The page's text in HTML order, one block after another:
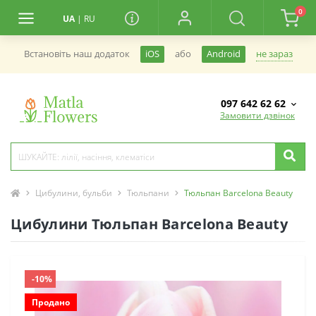
UA | RU
0
Встановiть наш додаток iOS або Android не зараз
097 642 62 62
Замовити дзвінок
Цибулини, бульби Тюльпани Тюльпан Barcelona Beauty
Цибулини Тюльпан Barcelona Beauty
-10%
Продано